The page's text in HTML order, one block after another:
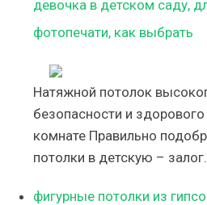
девочка в детском саду,
фотопечати, как выбрать
Натяжной потолок
безопасности и
комнате Правильно
потолки в детскую –
фигурные потолки из